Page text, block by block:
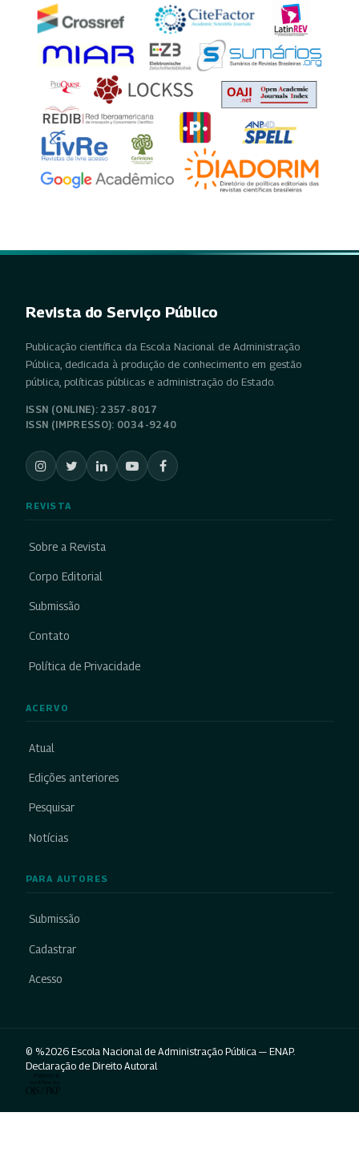
Revista do Serviço Público
Publicação científica da Escola Nacional de Administração
Pública, dedicada à produção de conhecimento em gestão
pública, políticas públicas e administração do Estado.
ISSN (ONLINE): 2357-8017
ISSN (IMPRESSO): 0034-9240
REVISTA
Sobre a Revista
Corpo Editorial
Submissão
Contato
Política de Privacidade
ACERVO
Atual
Edições anteriores
Pesquisar
Notícias
PARA AUTORES
Submissão
Cadastrar
Acesso
© %2026 Escola Nacional de Administração Pública — ENAP.
Declaração de Direito Autoral